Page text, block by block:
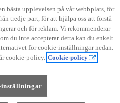
LED-ramp
bästa upplevelsen på vår webbplats, för
tredje part, för att hjälpa oss att förstå
och för reklam. Vi rekommenderar
du inte accepterar detta kan du enkelt
för cookie-inställningar nedan.
cookie-policy. Cookie-policy
inställningar